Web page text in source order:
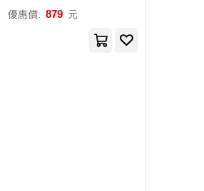
優惠價: 879 元